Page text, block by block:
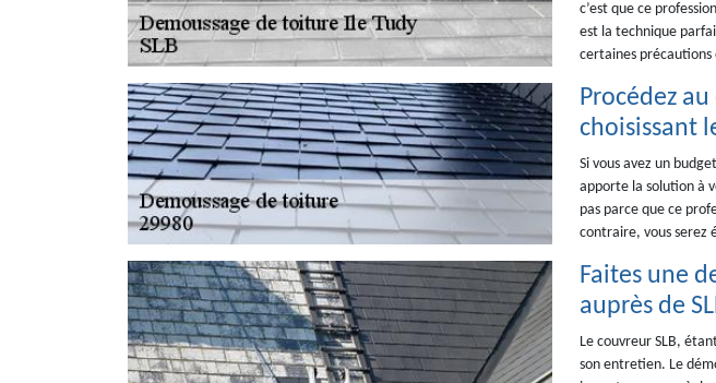
c’est que ce
est la technique
certaines précautions
Procédez
choisissant
Si vous avez un
apporte la solution à
pas parce que ce
contraire, vous serez
Faites une
auprès de
Le couvreur SLB,
son entretien. Le